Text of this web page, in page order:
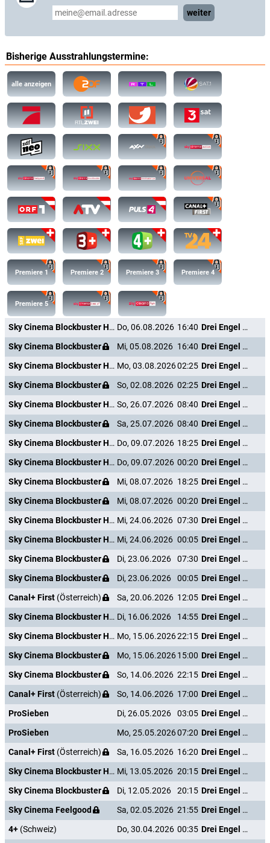
weiter
Bisherige Ausstrahlungstermine:
alle anzeigen
Premiere 1 Premiere 2 Premiere 3 Premiere 4
Premiere 5
Sky Cinema Blockbuster HD +24 Do, 06.08.2026 16:40
Drei Engel für Charlie - Volle Power
Sky Cinema Blockbuster
Mi, 05.08.2026 16:40
Drei Engel für Charlie - Volle Power
Sky Cinema Blockbuster HD +24 Mo, 03.08.202602:25
Drei Engel für Charlie - Volle Power
Sky Cinema Blockbuster
So, 02.08.2026 02:25
Drei Engel für Charlie - Volle Power
Sky Cinema Blockbuster HD +24 So, 26.07.2026 08:40
Drei Engel für Charlie - Volle Power
Sky Cinema Blockbuster
Sa, 25.07.2026 08:40
Drei Engel für Charlie - Volle Power
Sky Cinema Blockbuster HD +24 Do, 09.07.2026 18:25
Drei Engel für Charlie - Volle Power
Sky Cinema Blockbuster HD +24 Do, 09.07.2026 00:20
Drei Engel für Charlie - Volle Power
Sky Cinema Blockbuster
Mi, 08.07.2026 18:25
Drei Engel für Charlie - Volle Power
Sky Cinema Blockbuster
Mi, 08.07.2026 00:20
Drei Engel für Charlie - Volle Power
Sky Cinema Blockbuster HD +24 Mi, 24.06.2026 07:30
Drei Engel für Charlie - Volle Power
Sky Cinema Blockbuster HD +24 Mi, 24.06.2026 00:05
Drei Engel für Charlie - Volle Power
Sky Cinema Blockbuster
Di, 23.06.2026 07:30
Drei Engel für Charlie - Volle Power
Sky Cinema Blockbuster
Di, 23.06.2026 00:05
Drei Engel für Charlie - Volle Power
Canal+ First (Österreich) Sa, 20.06.2026 12:05
Drei Engel für Charlie - Volle Power
Sky Cinema Blockbuster HD +24 Di, 16.06.2026 14:55
Drei Engel für Charlie - Volle Power
Sky Cinema Blockbuster HD +24 Mo, 15.06.202622:15
Drei Engel für Charlie - Volle Power
Sky Cinema Blockbuster
Mo, 15.06.202615:00
Drei Engel für Charlie - Volle Power
Sky Cinema Blockbuster
So, 14.06.2026 22:15
Drei Engel für Charlie - Volle Power
Canal+ First (Österreich) So, 14.06.2026 17:00
Drei Engel für Charlie - Volle Power
ProSieben
Di, 26.05.2026 03:05
Drei Engel für Charlie - Volle Power
ProSieben
Mo, 25.05.202607:20
Drei Engel für Charlie - Volle Power
Canal+ First (Österreich) Sa, 16.05.2026 16:20
Drei Engel für Charlie - Volle Power
Sky Cinema Blockbuster HD +24 Mi, 13.05.2026 20:15
Drei Engel für Charlie - Volle Power
Sky Cinema Blockbuster
Di, 12.05.2026 20:15
Drei Engel für Charlie - Volle Power
Sky Cinema Feelgood
Sa, 02.05.2026 21:55
Drei Engel für Charlie - Volle Power
4+ (Schweiz) Do, 30.04.2026 00:35
Drei Engel für Charlie - Volle Power